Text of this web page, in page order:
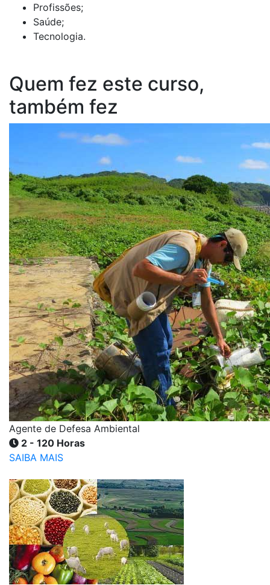
Profissões;
Saúde;
Tecnologia.
Quem fez este curso,
também fez
Agente de Defesa Ambiental
2 - 120 Horas
SAIBA MAIS